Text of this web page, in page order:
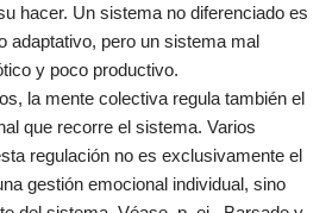
hacer. Un sistema no diferenciado es
adaptativo, pero un sistema mal
y poco productivo.
la mente colectiva regula también el
que recorre el sistema. Varios
regulación no es exclusivamente el
gestión emocional individual, sino